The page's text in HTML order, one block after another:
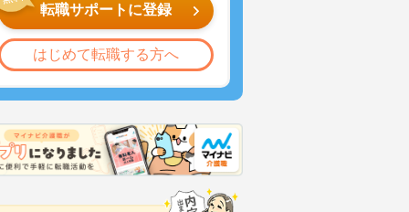
転職サポートに登録
はじめて転職する方へ